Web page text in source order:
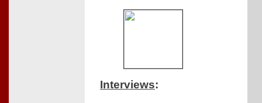
Interviews: